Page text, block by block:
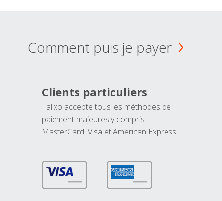
Comment puis je payer
Clients particuliers
Talixo accepte tous les méthodes de
paiement majeures y compris
MasterCard, Visa et American Express.